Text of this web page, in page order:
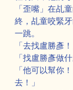
「歪嘴」在乩
終，乩童咬緊
一跳。
「去找盧勝彥！
「找盧勝彥做什
「他可以幫你
去！」